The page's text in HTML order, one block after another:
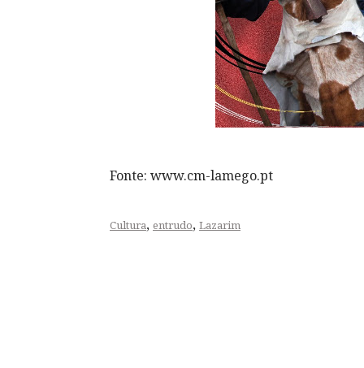
Fonte: www.cm-lamego.pt
Cultura, entrudo, Lazarim